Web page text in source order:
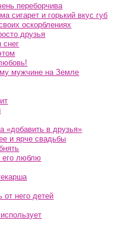
переборчива
сигарет и горький вкус губ
оскорблениях
друзья
снег
мужчине на Земле
«добавить в друзья»
и ярче свадьбы
его люблю
от него детей